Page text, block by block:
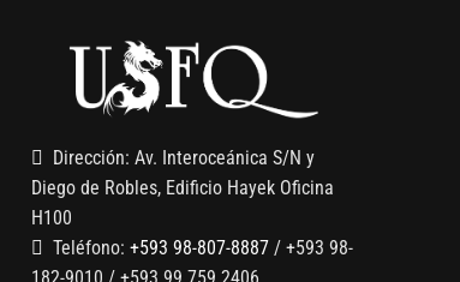
Dirección: Av. Interoceánica S/N y
Diego de Robles, Edificio Hayek Oficina
H100
Teléfono: +593 98-807-8887 / +593 98-